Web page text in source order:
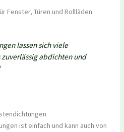
lassen sich viele
abdichten und
ist einfach und kann auch von